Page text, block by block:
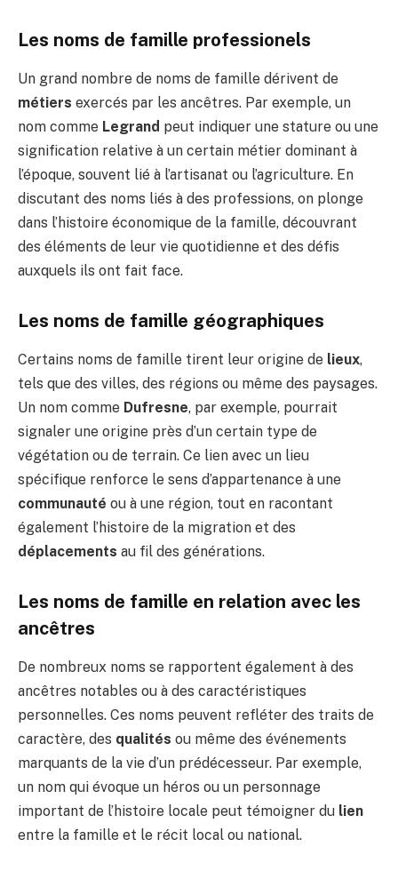
Les noms de famille professionels
Un grand nombre de noms de famille dérivent de
métiers exercés par les ancêtres. Par exemple, un
nom comme Legrand peut indiquer une stature ou une
signification relative à un certain métier dominant à
l’époque, souvent lié à l’artisanat ou l’agriculture. En
discutant des noms liés à des professions, on plonge
dans l’histoire économique de la famille, découvrant
des éléments de leur vie quotidienne et des défis
auxquels ils ont fait face.
Les noms de famille géographiques
Certains noms de famille tirent leur origine de lieux,
tels que des villes, des régions ou même des paysages.
Un nom comme Dufresne, par exemple, pourrait
signaler une origine près d’un certain type de
végétation ou de terrain. Ce lien avec un lieu
spécifique renforce le sens d’appartenance à une
communauté ou à une région, tout en racontant
également l’histoire de la migration et des
déplacements au fil des générations.
Les noms de famille en relation avec les
ancêtres
De nombreux noms se rapportent également à des
ancêtres notables ou à des caractéristiques
personnelles. Ces noms peuvent refléter des traits de
caractère, des qualités ou même des événements
marquants de la vie d’un prédécesseur. Par exemple,
un nom qui évoque un héros ou un personnage
important de l’histoire locale peut témoigner du lien
entre la famille et le récit local ou national.